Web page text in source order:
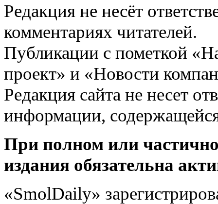
Редакция не несёт
комментариях читателей.
Публикации с пометкой
проект» и «Новости
Редакция сайта не несет
информации,
При полном или
издания обязательна
«SmolDaily»